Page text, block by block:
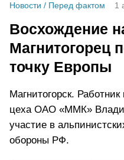
Новости / Перед фактом 1
Восхождение
Магнитогорец
точку Европы
Магнитогорск.
цеха ОАО «ММК»
участие в
обороны РФ.